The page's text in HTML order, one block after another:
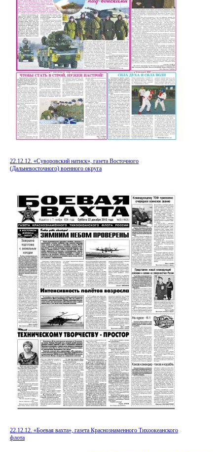
22.12.12. «Суворовский натиск», газета Восточного
(Дальневосточного) военного округа
22.12.12. «Боевая вахта», газета Краснознаменного Тихоокеанского
флота